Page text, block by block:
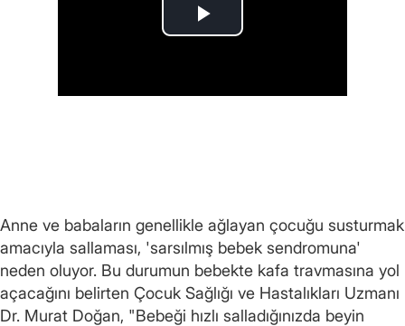
Anne ve babaların genellikle ağlayan çocuğu susturmak
amacıyla sallaması, 'sarsılmış bebek sendromuna'
neden oluyor. Bu durumun bebekte kafa travmasına yol
açacağını belirten Çocuk Sağlığı ve Hastalıkları Uzmanı
Dr. Murat Doğan, "Bebeği hızlı salladığınızda beyin